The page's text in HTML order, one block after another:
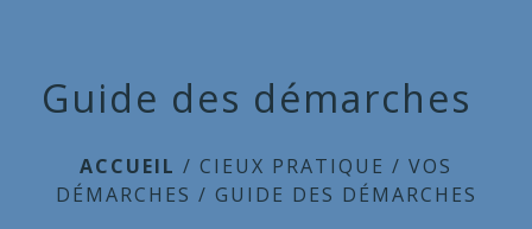
Guide des démarches
ACCUEIL / CIEUX PRATIQUE / VOS
DÉMARCHES / GUIDE DES DÉMARCHES